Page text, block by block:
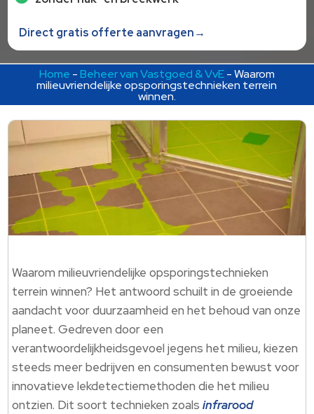
Direct gratis offerte aanvragen→
Home -Beheer van Vastgoed & VvE-Waarom
milieuvriendelijke opsporingstechnieken terrein
winnen.​
Waarom milieuvriendelijke opsporingstechnieken
terrein winnen? Het antwoord schuilt in de groeiende
aandacht voor duurzaamheid en het behoud van onze
planeet. Gedreven door een
verantwoordelijkheidsgevoel jegens het milieu, kiezen
steeds meer bedrijven en consumenten bewust voor
innovatieve lekdetectiemethoden die het milieu
ontzien. Dit soort technieken zoalsinfrarood